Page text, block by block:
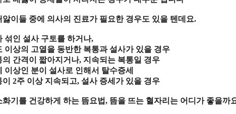
앓이들 중에 의사의 진료가 필요한 경우도 있을 텐데요.
섞인 설사 구토를 하거나,
이상의 고열을 동반한 복통과 설사가 있을 경우
의 간격이 짧아지거나, 지속되는 복통일 경우
이상인 분이 설사로 인해서 탈수증세
2주 이상 지속되고, 설사 증세가 있을 경우
화기를 건강하게 하는 뜸요법, 뜸을 뜨는 혈자리는 어디가 좋을까